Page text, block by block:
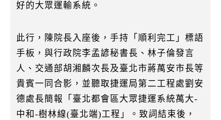
好的大眾運輸系統。
此行，陳院長入座後，手持「順利完工」標語
手板，與行政院李孟諺秘書長、林子倫發言
人、交通部胡湘麟次長及臺北市蔣萬安市長等
貴賓一同合影，並聽取捷運局第二工程處劉安
德處長簡報「臺北都會區大眾捷運系統萬大-
中和-樹林線(臺北端)工程」。致詞結束後，